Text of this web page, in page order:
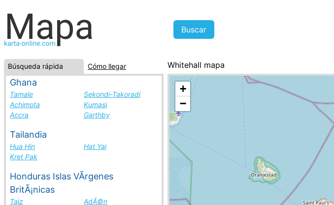
Búsqueda rápida Cómo llegar
Ghana
Tamale
Sekondi-Takoradi
Achimota
Kumasi
Accra
Garthby
Tailandia
Hua Hin
Hat Yai
Kret Pak
Honduras Islas VÃ­rgenes
BritÃ¡nicas
Taiz
AdÃ©n
Whitehall mapa
Saint Kitts y Nevis, la lista de ciudades
+
−